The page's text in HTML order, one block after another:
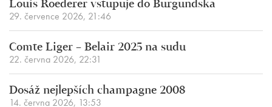
Louis Roederer vstupuje do Burgundska
29. července 2026, 21:46
Comte Liger – Belair 2025 na sudu
22. června 2026, 22:31
Dosáž nejlepších champagne 2008
14. června 2026, 13:53